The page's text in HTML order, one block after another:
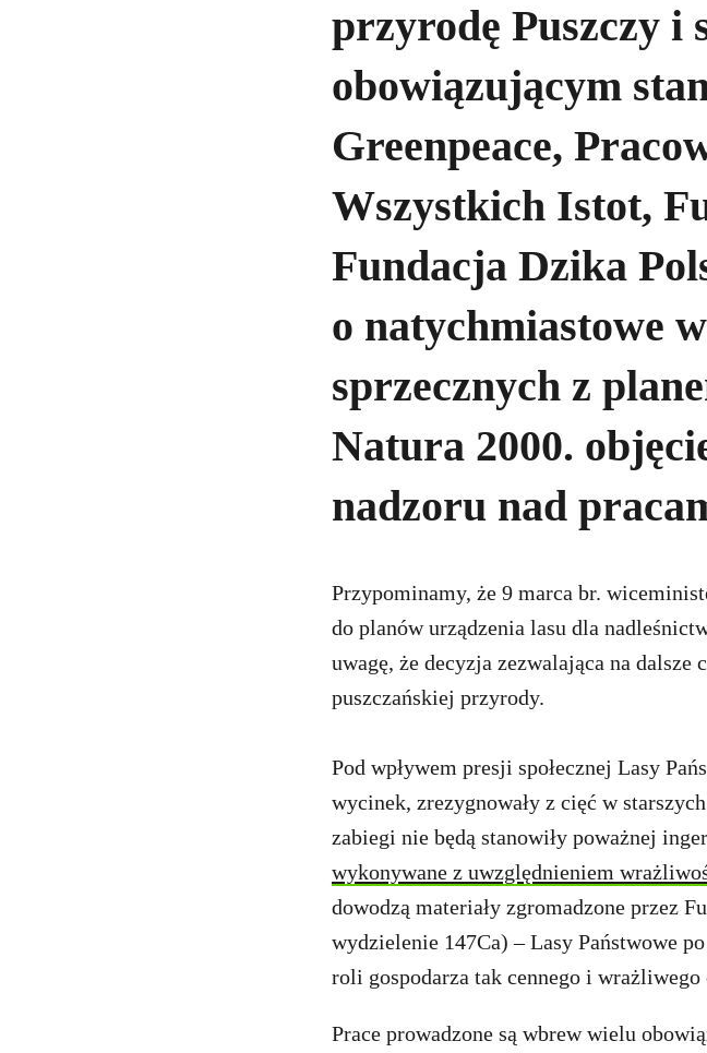
przyrodę Puszczy i
obowiązującym
Greenpeace,
Wszystkich Istot,
Fundacja Dzika
o natychmiastowe
sprzecznych z
Natura 2000.
nadzoru nad
Przypominamy, że 9 marca br.
do planów urządzenia lasu dla
uwagę, że decyzja zezwalająca na
puszczańskiej przyrody.
Pod wpływem presji społecznej Lasy
wycinek, zrezygnowały z cięć w
zabiegi nie będą stanowiły poważnej
wykonywane z uwzględnieniem
dowodzą materiały zgromadzone przez
wydzielenie 147Ca) – Lasy Państwowe
roli gospodarza tak cennego i
Prace prowadzone są wbrew wielu